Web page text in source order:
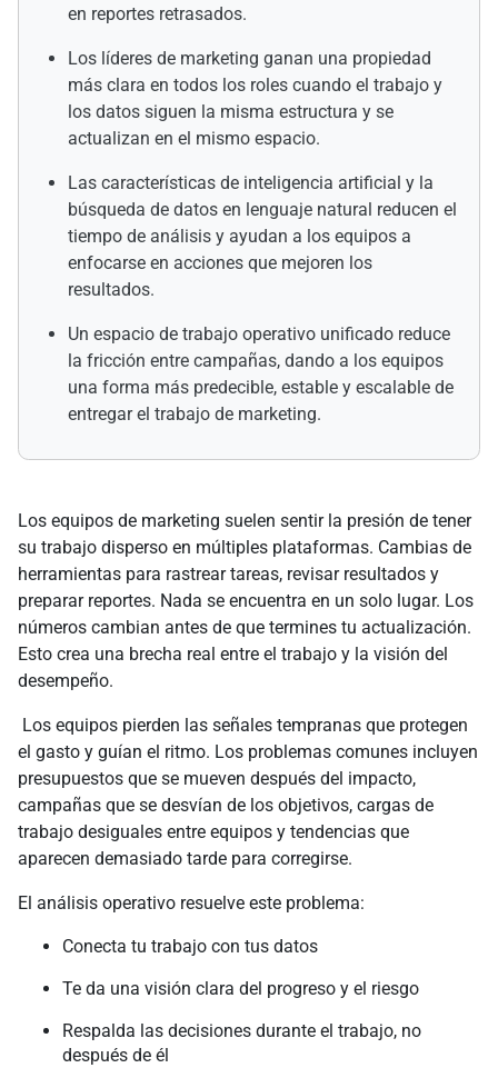
en reportes retrasados.
Los líderes de marketing ganan una propiedad
más clara en todos los roles cuando el trabajo y
los datos siguen la misma estructura y se
actualizan en el mismo espacio.
Las características de inteligencia artificial y la
búsqueda de datos en lenguaje natural reducen el
tiempo de análisis y ayudan a los equipos a
enfocarse en acciones que mejoren los
resultados.
Un espacio de trabajo operativo unificado reduce
la fricción entre campañas, dando a los equipos
una forma más predecible, estable y escalable de
entregar el trabajo de marketing.
Los equipos de marketing suelen sentir la presión de tener
su trabajo disperso en múltiples plataformas. Cambias de
herramientas para rastrear tareas, revisar resultados y
preparar reportes. Nada se encuentra en un solo lugar. Los
números cambian antes de que termines tu actualización.
Esto crea una brecha real entre el trabajo y la visión del
desempeño.
Los equipos pierden las señales tempranas que protegen
el gasto y guían el ritmo. Los problemas comunes incluyen
presupuestos que se mueven después del impacto,
campañas que se desvían de los objetivos, cargas de
trabajo desiguales entre equipos y tendencias que
aparecen demasiado tarde para corregirse.
El análisis operativo resuelve este problema:
Conecta tu trabajo con tus datos
Te da una visión clara del progreso y el riesgo
Respalda las decisiones durante el trabajo, no
después de él